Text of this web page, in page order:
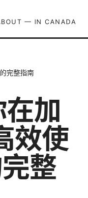
— IN CANADA
完整指南
加
效使
整